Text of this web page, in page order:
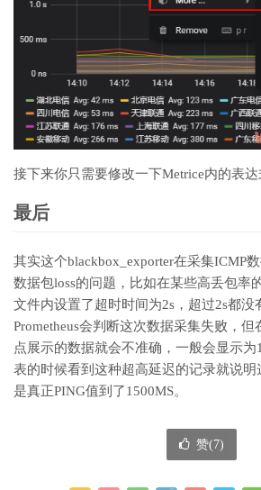
接下来你只需要修改一下Metrice内的表达
最后
其实这个blackbox_exporter在采集ICMP
数据包loss的问题，比如在某些高丢包率
文件内设置了超时时间为2s，超过2s都没
Prometheus会判断这次数据采集失败，但
点展示的数据就会不准确，一般会显示为
表的时候看到这种超高延迟的记录就说明
是真正PING值到了1500MS。
赞(7)